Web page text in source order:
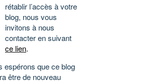
rétablir l’accès à votre
blog, nous vous
invitons à nous
contacter en suivant
ce lien.
espérons que ce blog
être de nouveau